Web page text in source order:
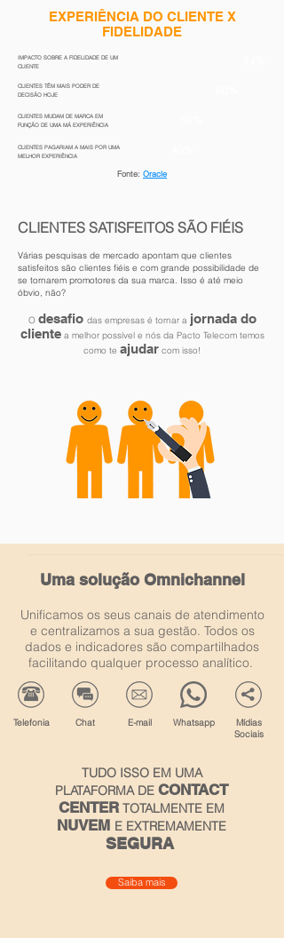
Uma solução Omnichannel
Unificamos os seus canais de atendimento
e centralizamos a sua gestão. Todos os
dados e indicadores são compartilhados
facilitando qualquer processo analítico.
Telefonia Chat E-mail Whatsapp
Mídias
Sociais
TUDO ISSO EM UMA
PLATAFORMA DE CONTACT
CENTERTOTALMENTE EM
NUVEM E EXTREMAMENTE
SEGURA
Saiba mais
EXPERIÊNCIA DO CLIENTE X
FIDELIDADE
IMPACTO SOBRE A FIDELIDADE DE UM
CLIENTE
CLIENTES TÊM MAIS PODER DE
DECISÃO HOJE
CLIENTES MUDAM DE MARCA EM
FUNÇÃO DE UMA MÁ EXPERIÊNCIA
CLIENTES PAGARIAM A MAIS POR UMA
MELHOR EXPERIÊNCIA
Fonte: Oracle
CLIENTES SATISFEITOS SÃO FIÉIS
Várias pesquisas de mercado apontam que clientes
satisfeitos são clientes fiéis e com grande possibilidade de
se tornarem promotores da sua marca. Isso é até meio
óbvio, não?
O desafio das empresas é tornar a jornada do
clientea melhor possível e nós da Pacto Telecom temos
como te ajudar com isso!